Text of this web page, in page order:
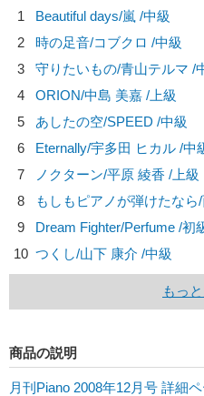
1
Beautiful days/嵐 /中級
2
時の足音/コブクロ /中級
3
守りたいもの/青山テルマ /
4
ORION/中島 美嘉 /上級
5
あしたの空/SPEED /中級
6
Eternally/宇多田 ヒカル /中
7
ノクターン/平原 綾香 /上級
8
もしもピアノが弾けたなら/
9
Dream Fighter/Perfume /初
10 つくし/山下 康介 /中級
もっ
商品の説明
月刊Piano 2008年12月号 詳細